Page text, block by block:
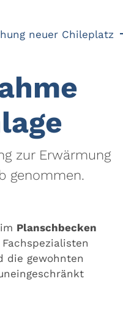
neuer Chileplatz
zur Erwärmung
genommen.
Planschbecken
die gewohnten